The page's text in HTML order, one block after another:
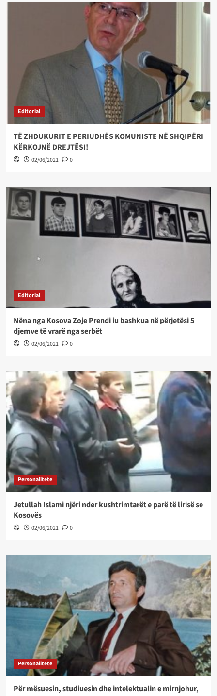
Editorial
TË ZHDUKURIT E PERIUDHËS KOMUNISTE NË SHQIPËRI
KËRKOJNË DREJTËSI!
02/06/2021 0
Editorial
Nëna nga Kosova Zoje Prendi iu bashkua në përjetësi 5
djemve të vrarë nga serbët
02/06/2021 0
Personalitete
Jetullah Islami njëri nder kushtrimtarët e parë të lirisë se
Kosovës
02/06/2021 0
Personalitete
Për mësuesin, studiuesin dhe intelektualin e mirnjohur,